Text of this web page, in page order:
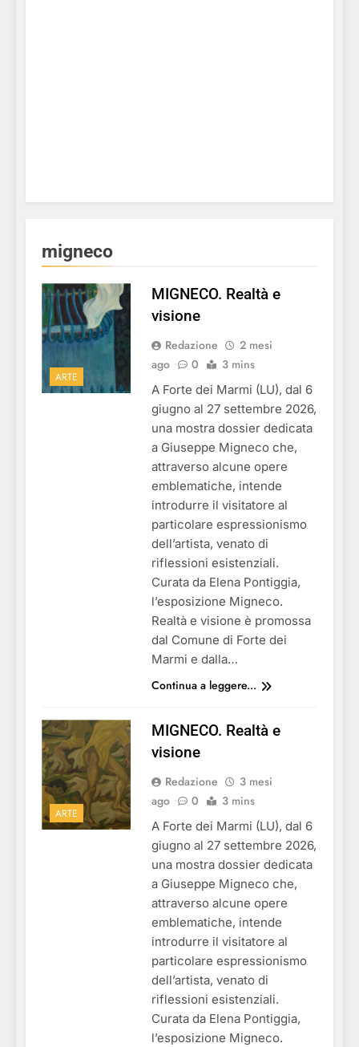
migneco
ARTE
MIGNECO. Realtà e
visione
Redazione
2 mesi
ago
0 3 mins
A Forte dei Marmi (LU), dal 6
giugno al 27 settembre 2026,
una mostra dossier dedicata
a Giuseppe Migneco che,
attraverso alcune opere
emblematiche, intende
introdurre il visitatore al
particolare espressionismo
dell’artista, venato di
riflessioni esistenziali.
Curata da Elena Pontiggia,
l’esposizione Migneco.
Realtà e visione è promossa
dal Comune di Forte dei
Marmi e dalla…
Continua a leggere...
ARTE
MIGNECO. Realtà e
visione
Redazione
3 mesi
ago
0 3 mins
A Forte dei Marmi (LU), dal 6
giugno al 27 settembre 2026,
una mostra dossier dedicata
a Giuseppe Migneco che,
attraverso alcune opere
emblematiche, intende
introdurre il visitatore al
particolare espressionismo
dell’artista, venato di
riflessioni esistenziali.
Curata da Elena Pontiggia,
l’esposizione Migneco.